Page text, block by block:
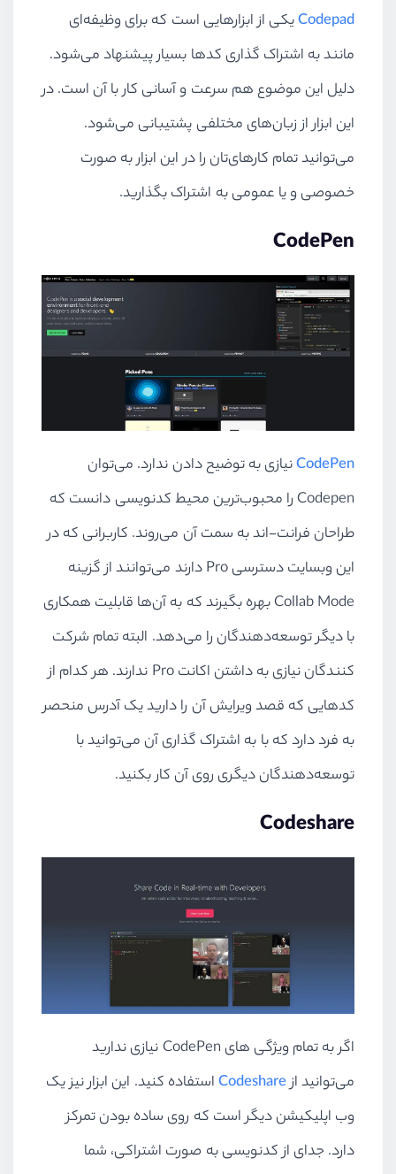
Codepadیکی از ابزارهایی است که برای وظیفه‌ای
مانند به اشتراک گذاری کدها بسیار پیشنهاد می‌شود.
دلیل این موضوع هم سرعت و آسانی کار با آن است. در
این ابزار از زبان‌های مختلفی پشتیبانی می‌شود.
می‌توانید تمام کارهای‌تان را در این ابزار به صورت
خصوصی و یا عمومی به اشتراک بگذارید.
CodePen
CodePenنیازی به توضیح دادن ندارد. می‌توان
Codepen را محبوب‌ترین محیط کدنویسی دانست که
طراحان فرانت-اند به سمت آن می‌روند. کاربرانی که در
این وبسایت دسترسی Pro دارند می‌توانند از گزینه
Collab Mode بهره بگیرند که به آن‌ها قابلیت همکاری
با دیگر توسعه‌دهندگان را می‌دهد. البته تمام شرکت
کنندگان نیازی به داشتن اکانت Pro ندارند. هر کدام از
کدهایی که قصد ویرایش آن را دارید یک آدرس منحصر
به فرد دارد که با به اشتراک گذاری آن می‌توانید با
توسعه‌دهندگان دیگری روی آن کار بکنید.
Codeshare
اگر به تمام ویژگی های CodePen نیازی ندارید
می‌توانید ازCodeshareاستفاده کنید. این ابزار نیز یک
وب اپلیکیشن دیگر است که روی ساده بودن تمرکز
دارد. جدای از کدنویسی به صورت اشتراکی، شما